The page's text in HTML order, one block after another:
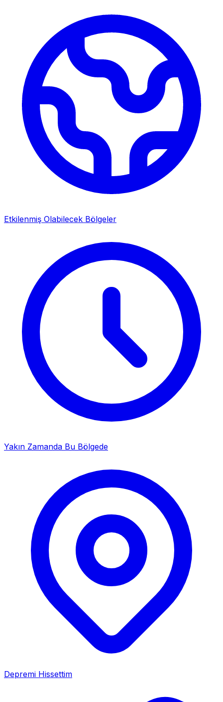
Etkilenmiş Olabilecek Bölgeler
Yakın Zamanda Bu Bölgede
Depremi Hissettim